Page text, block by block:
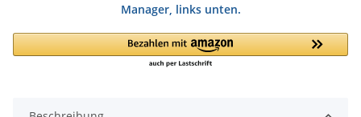
Manager, links unten.